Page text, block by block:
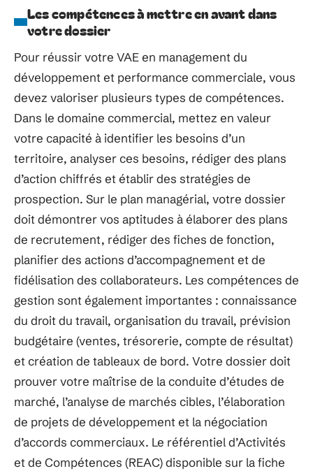
Les compétences à mettre en avant dans
votre dossier
Pour réussir votre VAE en management du
développement et performance commerciale, vous
devez valoriser plusieurs types de compétences.
Dans le domaine commercial, mettez en valeur
votre capacité à identifier les besoins d’un
territoire, analyser ces besoins, rédiger des plans
d’action chiffrés et établir des stratégies de
prospection. Sur le plan managérial, votre dossier
doit démontrer vos aptitudes à élaborer des plans
de recrutement, rédiger des fiches de fonction,
planifier des actions d’accompagnement et de
fidélisation des collaborateurs. Les compétences de
gestion sont également importantes : connaissance
du droit du travail, organisation du travail, prévision
budgétaire (ventes, trésorerie, compte de résultat)
et création de tableaux de bord. Votre dossier doit
prouver votre maîtrise de la conduite d’études de
marché, l’analyse de marchés cibles, l’élaboration
de projets de développement et la négociation
d’accords commerciaux. Le référentiel d’Activités
et de Compétences (REAC) disponible sur la fiche